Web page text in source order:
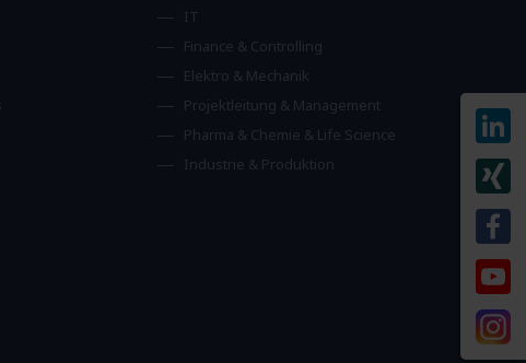
IT
Finance & Controlling
Elektro & Mechanik
Projektleitung & Management
Pharma & Chemie & Life Science
Industrie & Produktion